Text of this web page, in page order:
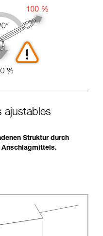
ajustables
Struktur durch
Anschlagmittels.